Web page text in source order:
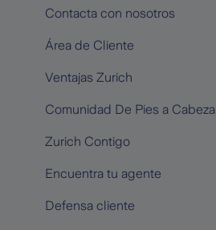
Contacta con nosotros
Área de Cliente
Ventajas Zurich
Comunidad De Pies a Cabeza
Zurich Contigo
Encuentra tu agente
Defensa cliente